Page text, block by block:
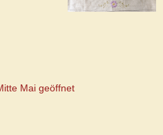
Mai geöffnet